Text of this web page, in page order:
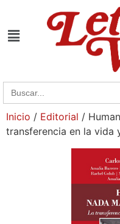
Search
for:
Inicio / Editorial /
transferencia en la vida